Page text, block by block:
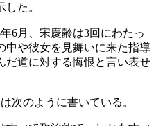
た。
6月、宋慶齢は3回にわたっ
中や彼女を見舞いに来た指導
だ道に対する悔恨と言い表せ
次のように書いている。